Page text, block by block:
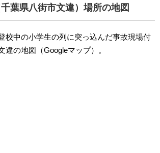
葉県八街市文違）場所の地図
校中の小学生の列に突っ込んだ事故現場付
違の地図（Googleマップ）。